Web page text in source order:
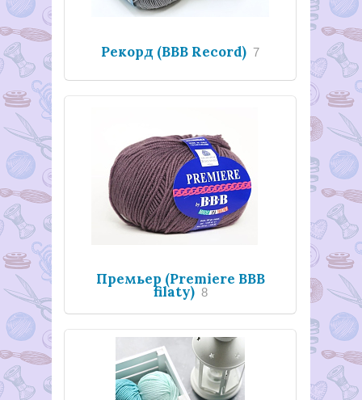
Рекорд (BBB Record) 7
Премьер (Premiere BBB
filaty) 8